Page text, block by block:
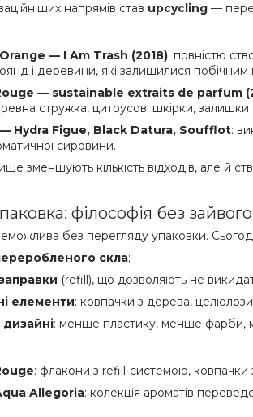
напрямів став upcycling —
— I Am Trash (2018): повністю
і деревини, які залишилися
— sustainable extraits de parfum
стружка, цитрусові шкірки,
Hydra Figue, Black Datura, Soufflot:
сировини.
зменшують кількість відходів, але й
філософія без зайвого
без перегляду упаковки.
скла;
(refill), що дозволяють не
елементи: ковпачки з дерева,
дизайні: менше пластику, менше фарби,
: флакони з refill-системою, ковпачки
Allegoria: колекція ароматів